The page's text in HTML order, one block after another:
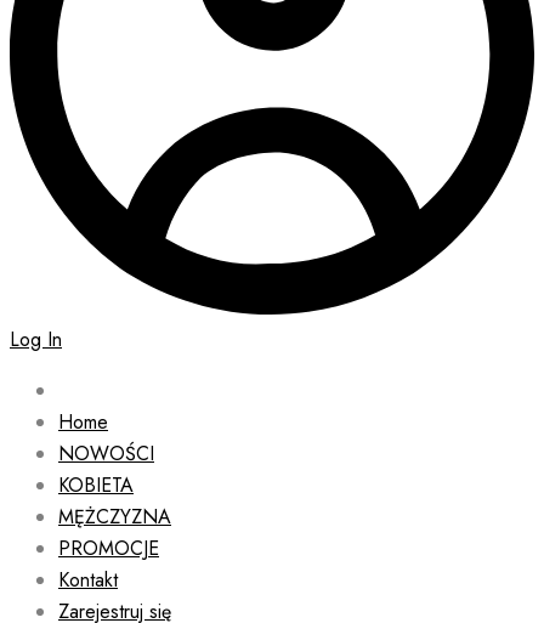
Log In
Home
NOWOŚCI
KOBIETA
MĘŻCZYZNA
PROMOCJE
Kontakt
Zarejestruj się